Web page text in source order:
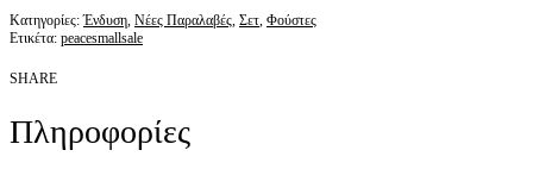
Κατηγορίες:Ένδυση, Νέες Παραλαβές, Σετ, Φούστες
Ετικέτα: peacesmallsale
SHARE
Πληροφορίες